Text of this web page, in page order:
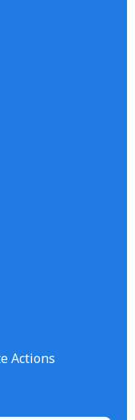
Actions